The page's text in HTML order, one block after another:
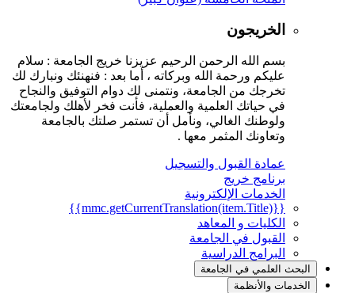
الخريجون
بسم الله الرحمن الرحيم عزيزنا خريج الجامعة : سلام
عليكم ورحمة الله وبركاته ، أما بعد : فنهنئك ونبارك لك
تخرجك من الجامعة، ونتمنى لك دوام التوفيق والنجاح
في حياتك العلمية والعملية، فأنت فخر لأهلك ولجامعتك
ولوطنك الغالي، ونأمل أن تستمر صلتك بالجامعة
وتعاونك المثمر معها .
عمادة القبول والتسجيل
برنامج خريج
الخدمات الإلكترونية
{{mmc.getCurrentTranslation(item.Title)}}
الكليات و المعاهد
القبول في الجامعة
البرامج الدراسية
البحث العلمي في الجامعة
الخدمات والأنظمة